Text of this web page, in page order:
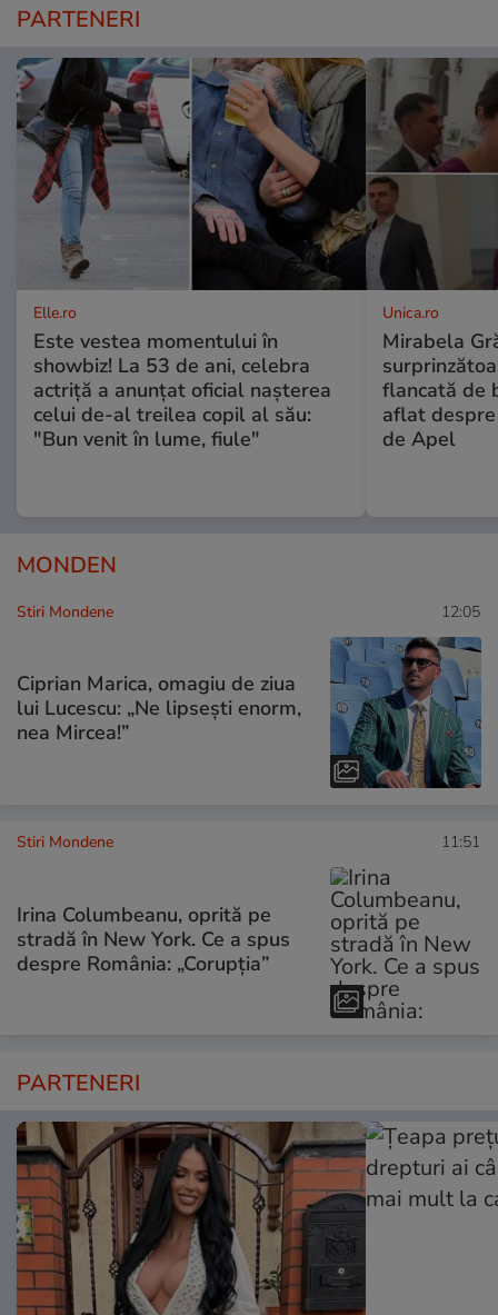
PARTENERI
Elle.ro
Este vestea momentului în
showbiz! La 53 de ani, celebra
actriță a anunțat oficial nașterea
celui de-al treilea copil al său:
"Bun venit în lume, fiule"
Unica.ro
Mirabela
flancată de
aflat
de Apel
MONDEN
Stiri Mondene 12:05
Ciprian Marica, omagiu de ziua
lui Lucescu: „Ne lipsești enorm,
nea Mircea!”
Stiri Mondene 11:51
Irina Columbeanu, oprită pe
stradă în New York. Ce a spus
despre România: „Corupția”
PARTENERI